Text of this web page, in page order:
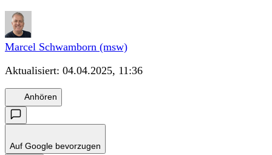
Marcel Schwamborn (msw)
Aktualisiert: 04.04.2025, 11:36
Anhören
Auf Google bevorzugen